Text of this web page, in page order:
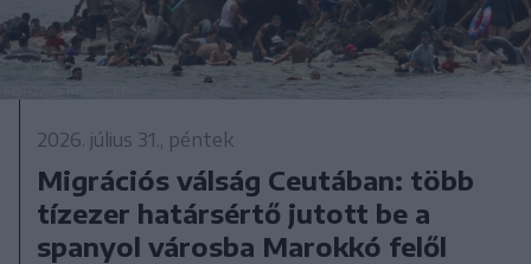
2026. július 31., péntek
Migrációs válság Ceutában: több
tízezer határsértő jutott be a
spanyol városba Marokkó felől